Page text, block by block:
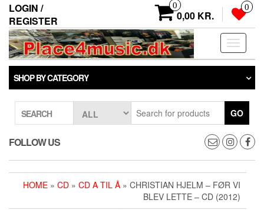
LOGIN /
REGISTER
0
0,00 KR.
0
Toggle
SHOP BY CATEGORY
SEARCH GO
FOLLOW US
HOME » CD » CD A TIL Å » CHRISTIAN HJELM ‎– FØR VI
BLEV LETTE – CD (2012)